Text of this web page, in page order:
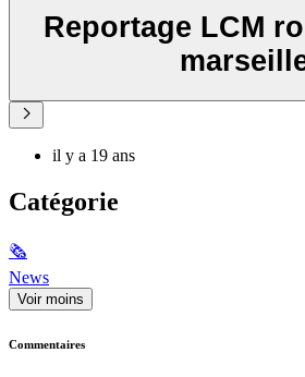
Reportage LCM
il y a 19 ans
Catégorie
🗞
News
Voir moins
Commentaires